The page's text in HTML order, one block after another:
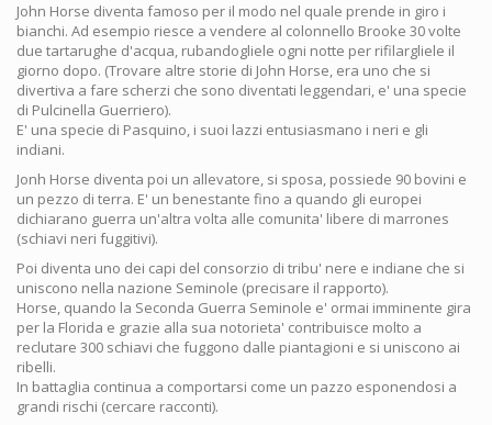
John Horse diventa famoso per il modo nel quale prende in giro i
bianchi. Ad esempio riesce a vendere al colonnello Brooke 30 volte
due tartarughe d'acqua, rubandogliele ogni notte per rifilargliele il
giorno dopo. (Trovare altre storie di John Horse, era uno che si
divertiva a fare scherzi che sono diventati leggendari, e' una specie
di Pulcinella Guerriero).
E' una specie di Pasquino, i suoi lazzi entusiasmano i neri e gli
indiani.
Jonh Horse diventa poi un allevatore, si sposa, possiede 90 bovini e
un pezzo di terra. E' un benestante fino a quando gli europei
dichiarano guerra un'altra volta alle comunita' libere di marrones
(schiavi neri fuggitivi).
Poi diventa uno dei capi del consorzio di tribu' nere e indiane che si
uniscono nella nazione Seminole (precisare il rapporto).
Horse, quando la Seconda Guerra Seminole e' ormai imminente gira
per la Florida e grazie alla sua notorieta' contribuisce molto a
reclutare 300 schiavi che fuggono dalle piantagioni e si uniscono ai
ribelli.
In battaglia continua a comportarsi come un pazzo esponendosi a
grandi rischi (cercare racconti).